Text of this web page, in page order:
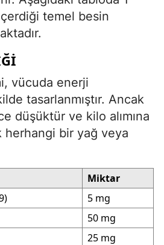
temel besin
vücuda enerji
tasarlanmıştır. Ancak
düşüktür ve kilo alımına
herhangi bir yağ veya
Miktar
5 mg
50 mg
25 mg